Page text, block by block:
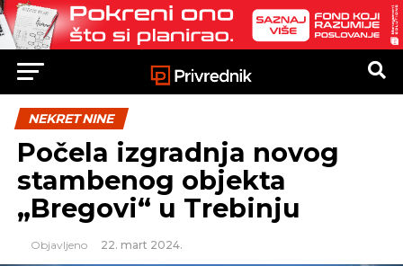
NEKRETNINE
Počela izgradnja novog
stambenog objekta
„Bregovi“ u Trebinju
Objavljeno 22. mart 2024.